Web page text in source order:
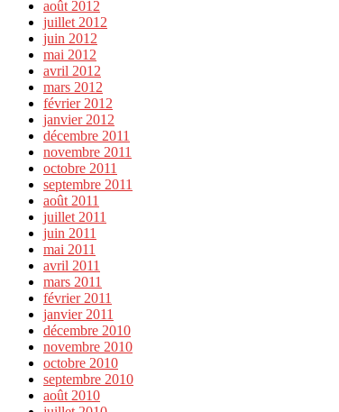
août 2012
juillet 2012
juin 2012
mai 2012
avril 2012
mars 2012
février 2012
janvier 2012
décembre 2011
novembre 2011
octobre 2011
septembre 2011
août 2011
juillet 2011
juin 2011
mai 2011
avril 2011
mars 2011
février 2011
janvier 2011
décembre 2010
novembre 2010
octobre 2010
septembre 2010
août 2010